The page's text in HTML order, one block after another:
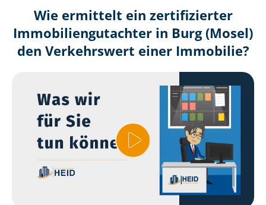
Wie ermittelt ein zertifizierter
Immobilien­gutachter in Burg (Mosel)
den Verkehrswert einer Immobilie?